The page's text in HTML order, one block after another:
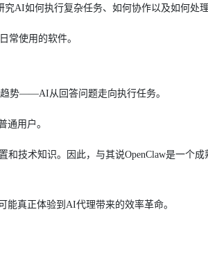
AI如何执行复杂任务、如何协作以及如何处理
常使用的软件。
势——AI从回答问题走向执行任务。
通用户。
技术知识。因此，与其说OpenClaw是一个
真正体验到AI代理带来的效率革命。